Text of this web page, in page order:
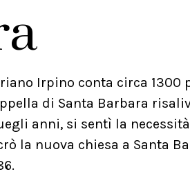
Irpino conta circa
di Santa Barbara
anni, si sentì la
la nuova chiesa a Santa